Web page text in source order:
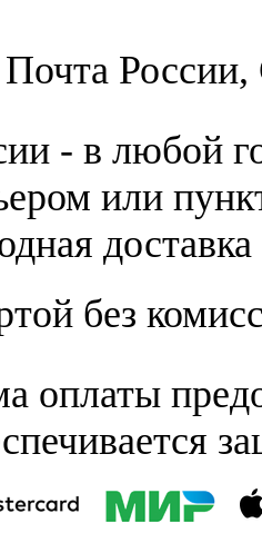
Почта
- в любой
или
без
оплаты